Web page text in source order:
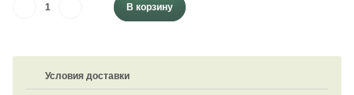
В корзину
Условия доставки